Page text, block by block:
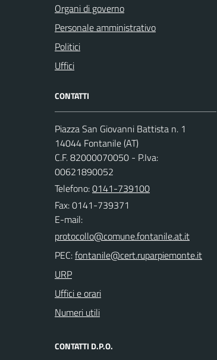
Organi di governo
Personale amministrativo
Politici
Uffici
CONTATTI
Piazza San Giovanni Battista n. 1
14044 Fontanile (AT)
C.F. 82000070050 - P.Iva:
00621890052
Telefono:0141-739100
Fax: 0141-739371
E-mail:
PEC:
URP
Uffici e orari
Numeri utili
CONTATTI D.P.O.